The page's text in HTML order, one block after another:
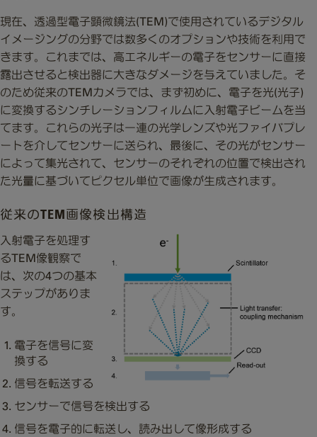
現在、透過型電子顕微鏡法(TEM)で使用されているデジタル
イメージングの分野では数多くのオプションや技術を利用で
きます。これまでは、高エネルギーの電子をセンサーに直接
露出させると検出器に大きなダメージを与えていました。そ
のため従来のTEMカメラでは、まず初めに、電子を光(光子)
に変換するシンチレーションフィルムに入射電子ビームを当
てます。これらの光子は一連の光学レンズや光ファイバプレ
ートを介してセンサーに送られ、最後に、その光がセンサー
によって集光されて、センサーのそれぞれの位置で検出され
た光量に基づいてピクセル単位で画像が生成されます。
従来のTEM画像検出構造
入射電子を処理す
るTEM像観察で
は、次の4つの基本
ステップがありま
す。
電子を信号に変
換する
信号を転送する
センサーで信号を検出する
信号を電子的に転送し、読み出して像形成する